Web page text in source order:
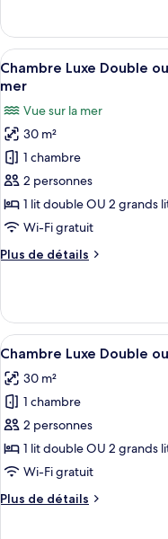
chambre :
Luxury
Room
le
type
de
chambre
Room
Afficher
toutes
photos
pour
ce
type
de
chambre :
Luxe
avec
lits
jumeaux,
balcon,
vue
mer
8
Chambre Luxe Double
mer
Vue sur la mer
30 m²
1 chambre
2 personnes
1 lit double OU 2 grands
Wi-Fi gratuit
Plus de détails
Plus
le
type
de
Chambre
Luxe
ou
avec
lits
jumeaux,
balcon,
Afficher
toutes
les
photos
pour
ce
type
chambre :
5
Chambre Luxe Double
30 m²
1 chambre
2 personnes
1 lit double OU 2 grands
Wi-Fi gratuit
Plus de détails
Plus